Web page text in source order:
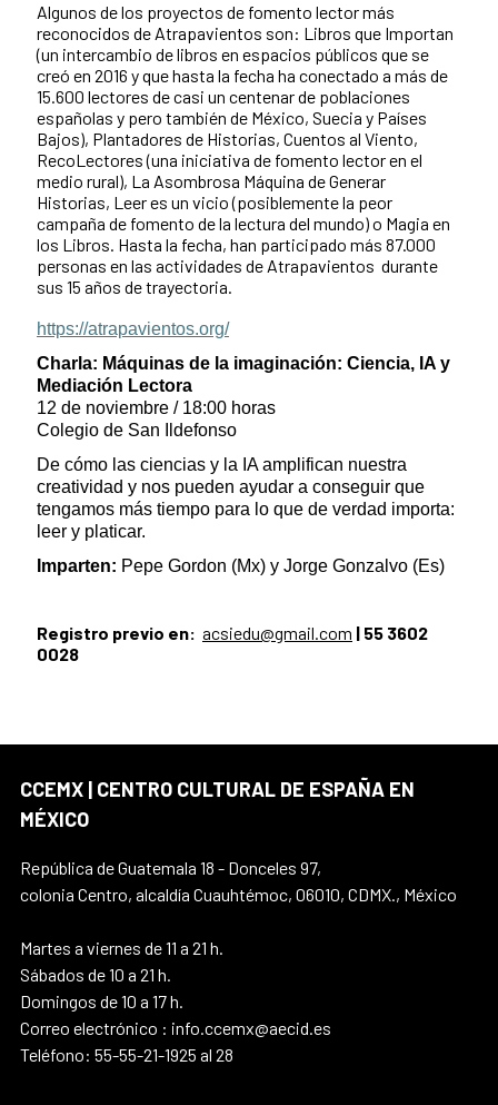
Algunos de los proyectos de fomento lector más
reconocidos de Atrapavientos son: Libros que Importan
(un intercambio de libros en espacios públicos que se
creó en 2016 y que hasta la fecha ha conectado a más de
15.600 lectores de casi un centenar de poblaciones
españolas y pero también de México, Suecia y Países
Bajos), Plantadores de Historias, Cuentos al Viento,
RecoLectores (una iniciativa de fomento lector en el
medio rural), La Asombrosa Máquina de Generar
Historias, Leer es un vicio (posiblemente la peor
campaña de fomento de la lectura del mundo) o Magia en
los Libros. Hasta la fecha, han participado más 87.000
personas en las actividades de Atrapavientos durante
sus 15 años de trayectoria.
https://atrapavientos.org/
Charla: Máquinas de la imaginación: Ciencia, IA y
Mediación Lectora
12 de noviembre / 18:00 horas
Colegio de San Ildefonso
De cómo las ciencias y la IA amplifican nuestra
creatividad y nos pueden ayudar a conseguir que
tengamos más tiempo para lo que de verdad importa:
leer y platicar.
Imparten: Pepe Gordon (Mx) y Jorge Gonzalvo (Es)
Registro previo en: acsiedu@gmail.com | 55 3602
0028
CCEMX | CENTRO CULTURAL DE ESPAÑA EN
MÉXICO
República de Guatemala 18 - Donceles 97,
colonia Centro, alcaldía Cuauhtémoc, 06010, CDMX., México
Martes a viernes de 11 a 21 h.
Sábados de 10 a 21 h.
Domingos de 10 a 17 h.
Correo electrónico : info.ccemx@aecid.es
Teléfono: 55-55-21-1925 al 28